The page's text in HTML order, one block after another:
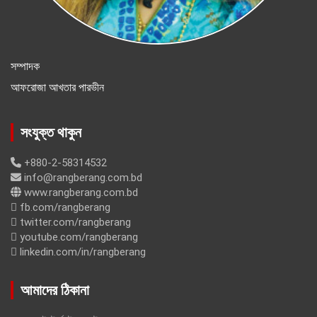
সম্পাদক
আফরোজা আখতার পারভীন
সংযুক্ত থাকুন
+880-2-58314532
info@rangberang.com.bd
www.rangberang.com.bd
fb.com/rangberang
twitter.com/rangberang
youtube.com/rangberang
linkedin.com/in/rangberang
আমাদের ঠিকানা